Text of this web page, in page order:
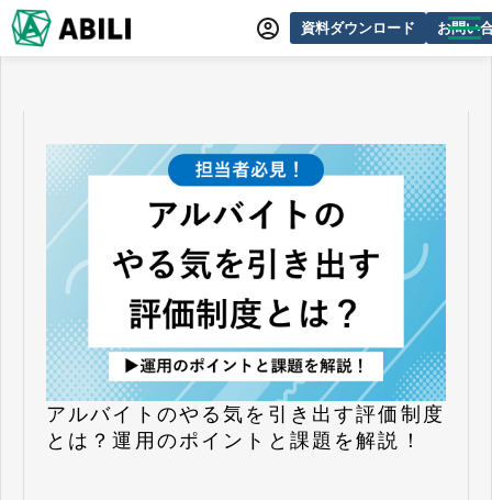
資料ダウンロード お問い
オンラインデモ
導入事例
動画制作事例
セミナー・イベント情報
よくあるご質問
アルバイトのやる気を引き出す評価制度
とは？運用のポイントと課題を解説！